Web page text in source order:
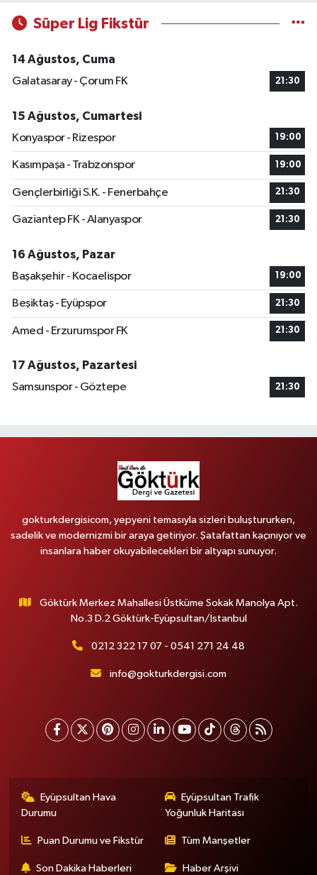
Süper Lig Fikstür
14 Ağustos, Cuma
Galatasaray - Çorum FK
21:30
15 Ağustos, Cumartesi
Konyaspor - Rizespor
19:00
Kasımpaşa - Trabzonspor 19:00
Gençlerbirliği S.K. - Fenerbahçe 21:30
Gaziantep FK - Alanyaspor 21:30
16 Ağustos, Pazar
Başakşehir - Kocaelispor
19:00
Beşiktaş - Eyüpspor 21:30
Amed - Erzurumspor FK 21:30
17 Ağustos, Pazartesi
Samsunspor - Göztepe
21:30
gokturkdergisicom, yepyeni temasıyla sizleri buluştururken,
sadelik ve modernizmi bir araya getiriyor. Şatafattan kaçınıyor ve
insanlara haber okuyabilecekleri bir altyapı sunuyor.
Göktürk Merkez Mahallesi Üstküme Sokak Manolya Apt.
No.3 D.2 Göktürk-Eyüpsultan/İstanbul
0212 322 17 07 - 0541 271 24 48
info@gokturkdergisi.com
Eyüpsultan Hava
Durumu
Eyüpsultan Trafik
Yoğunluk Haritası
Puan Durumu ve Fikstür Tüm Manşetler
Son Dakika Haberleri Haber Arşivi